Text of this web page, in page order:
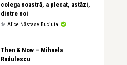
colega noastră, a plecat, astăzi,
dintre noi
de Alice Năstase Buciuta
Then & Now – Mihaela
Radulescu